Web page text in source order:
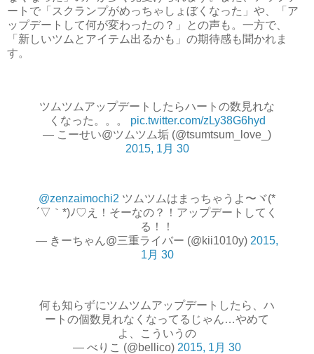
ートで「スクランプがめっちゃしょぼくなった」や、「ア
ップデートして何が変わったの？」との声も。一方で、
「新しいツムとアイテム出るかも」の期待感も聞かれま
す。
ツムツムアップデートしたらハートの数見れな
くなった。。。 pic.twitter.com/zLy38G6hyd
— こーせい@ツムツム垢 (@tsumtsum_love_)
2015, 1月 30
@zenzaimochi2 ツムツムはまっちゃうよ〜ヾ(*
´▽｀*)ﾉ♡え！そーなの？！アップデートしてく
る！！
— きーちゃん@三重ライバー (@kii1010y) 2015,
1月 30
何も知らずにツムツムアップデートしたら、ハ
ートの個数見れなくなってるじゃん…やめて
よ、こういうの
— べりこ (@bellico) 2015, 1月 30